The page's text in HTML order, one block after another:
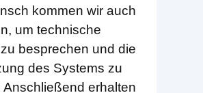
kommen wir auch
um technische
besprechen und die
des Systems zu
Anschließend erhalten